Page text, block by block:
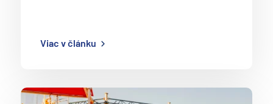
Viac v článku